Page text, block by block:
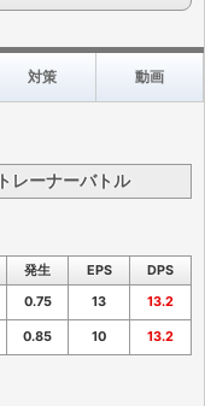
対策 動画
トレーナーバトル
発生 EPS
DPS
0.75 13 13.2
0.85 10 13.2